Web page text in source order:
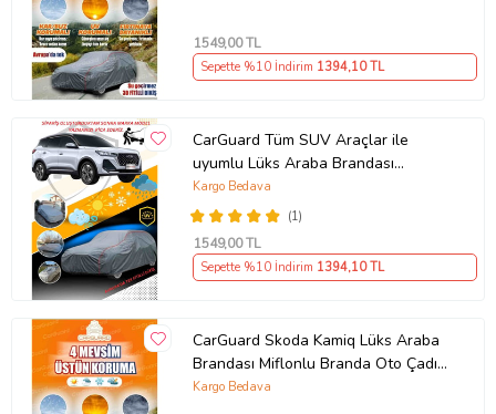
1549,00 TL
Sepette %10 İndirim 1394,10 TL
CarGuard Tüm SUV Araçlar ile
uyumlu Lüks Araba Brandası
Miflonlu Branda Oto Çadır Örtü
(1)
Kargo Bedava
1549,00 TL
Sepette %10 İndirim 1394,10 TL
CarGuard Skoda Kamiq Lüks Araba
Brandası Miflonlu Branda Oto Çadır
Örtü
Kargo Bedava